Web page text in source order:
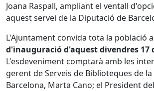
Joana Raspall, ampliant el ventall
aquest servei de la Diputació de
L'Ajuntament convida tota la població
d'inauguració d'aquest divendres 17
L'esdeveniment comptarà amb les
gerent de Serveis de Biblioteques de
Barcelona, Marta Cano; el President